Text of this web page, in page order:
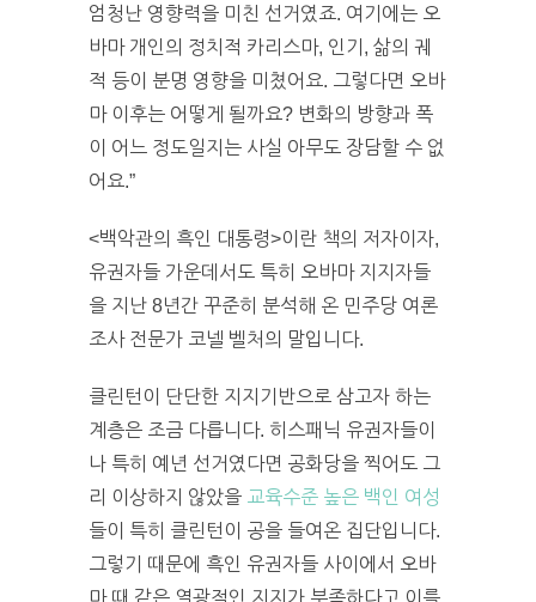
엄청난 영향력을 미친 선거였죠. 여기에는 오
바마 개인의 정치적 카리스마, 인기, 삶의 궤
적 등이 분명 영향을 미쳤어요. 그렇다면 오바
마 이후는 어떻게 될까요? 변화의 방향과 폭
이 어느 정도일지는 사실 아무도 장담할 수 없
어요.”
<백악관의 흑인 대통령>이란 책의 저자이자,
유권자들 가운데서도 특히 오바마 지지자들
을 지난 8년간 꾸준히 분석해 온 민주당 여론
조사 전문가 코넬 벨처의 말입니다.
클린턴이 단단한 지지기반으로 삼고자 하는
계층은 조금 다릅니다. 히스패닉 유권자들이
나 특히 예년 선거였다면 공화당을 찍어도 그
리 이상하지 않았을 교육수준 높은 백인 여성
들이 특히 클린턴이 공을 들여온 집단입니다.
그렇기 때문에 흑인 유권자들 사이에서 오바
마 때 같은 열광적인 지지가 부족하다고 이를